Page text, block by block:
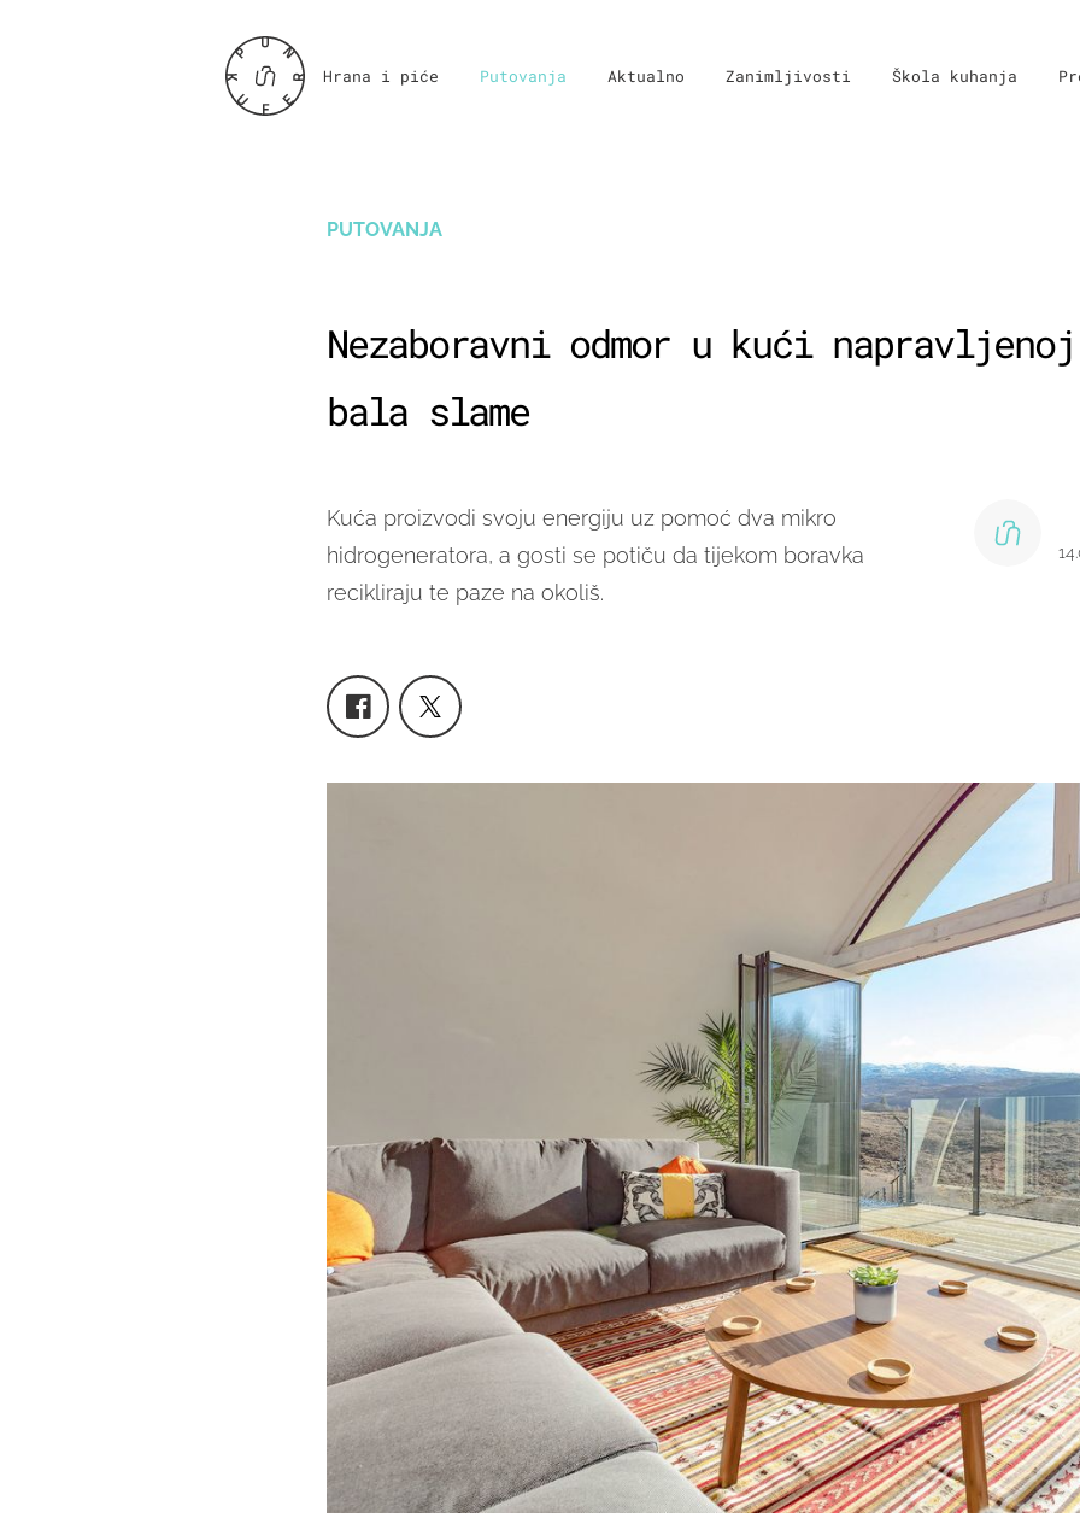
Hrana i piće Putovanja Aktualno Zanimljivosti Škola kuhanja
PUTOVANJA
Nezaboravni odmor u kući
bala slame
Kuća proizvodi svoju energiju uz pomoć dva mikro
hidrogeneratora, a gosti se potiču da tijekom boravka
recikliraju te paze na okoliš.